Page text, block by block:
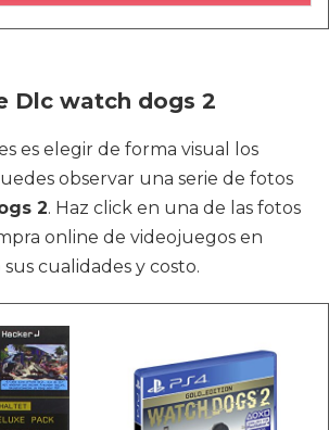
Dlc watch dogs 2
es elegir de forma visual los
observar una serie de fotos
2. Haz click en una de las fotos
online de videojuegos en
cualidades y costo.